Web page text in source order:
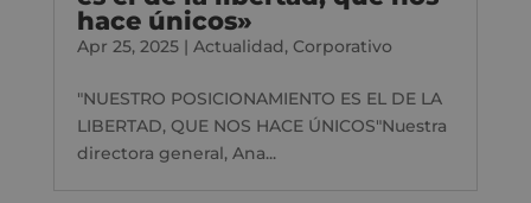
hace únicos»
Apr 25, 2025| Actualidad, Corporativo
"NUESTRO POSICIONAMIENTO ES EL DE LA
LIBERTAD, QUE NOS HACE ÚNICOS"Nuestra
directora general, Ana...